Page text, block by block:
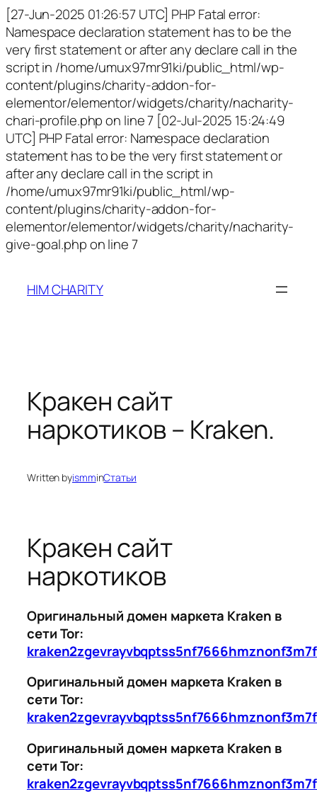
[27-Jun-2025 01:26:57 UTC] PHP Fatal error:
Namespace declaration statement has to be the
very first statement or after any declare call in the
script in /home/umux97mr91ki/public_html/wp-
content/plugins/charity-addon-for-
elementor/elementor/widgets/charity/nacharity-
chari-profile.php on line 7 [02-Jul-2025 15:24:49
UTC] PHP Fatal error: Namespace declaration
statement has to be the very first statement or
after any declare call in the script in
/home/umux97mr91ki/public_html/wp-
content/plugins/charity-addon-for-
elementor/elementor/widgets/charity/nacharity-
give-goal.php on line 7
HIM CHARITY
Кракен сайт
наркотиков – Kraken.
Written byismminСтатьи
Кракен сайт
наркотиков
Оригинальный домен маркета Kraken в
сети Tor:
Оригинальный домен маркета Kraken в
сети Tor:
Оригинальный домен маркета Kraken в
сети Tor: